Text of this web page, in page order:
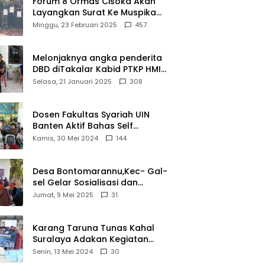
Layangkan Surat Ke Muspika
Atas Adanya Kantor Matel di
Minggu, 23 Februari 2025 457
Melonjaknya angka penderita
DBD diTakalar Kabid PTKP HMI
Cab.Takalar angkat bicara
Selasa, 21 Januari 2025 308
Dosen Fakultas Syariah UIN
Banten Aktif Bahas Self
Declare Halal dalam Forum
Kamis, 30 Mei 2024 144
Desa Bontomarannu,Kec- Gal-
sel Gelar Sosialisasi dan
Bimtek Pemutakhiran Data ID
Jumat, 9 Mei 2025 31
Karang Taruna Tunas Kahal
Suralaya Adakan Kegiatan
Bansos Terhadap Kaum
Senin, 13 Mei 2024 30